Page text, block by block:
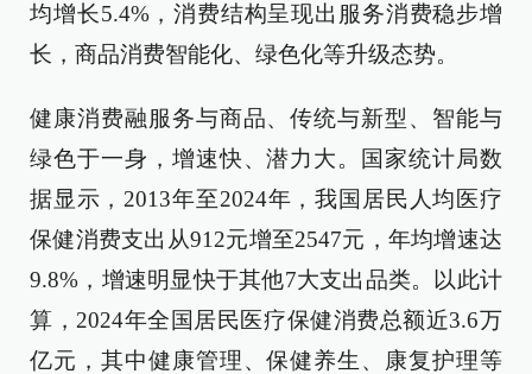
均增长5.4%，消费结构呈现出服务消费稳步增
长，商品消费智能化、绿色化等升级态势。
健康消费融服务与商品、传统与新型、智能与
绿色于一身，增速快、潜力大。国家统计局数
据显示，2013年至2024年，我国居民人均医疗
保健消费支出从912元增至2547元，年均增速达
9.8%，增速明显快于其他7大支出品类。以此计
算，2024年全国居民医疗保健消费总额近3.6万
亿元，其中健康管理、保健养生、康复护理等